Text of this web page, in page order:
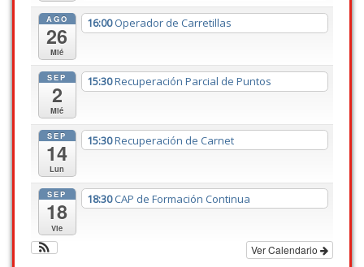
AGO
26
Mié
16:00Operador de Carretillas
SEP
2
Mié
15:30Recuperación Parcial de Puntos
SEP
14
Lun
15:30Recuperación de Carnet
SEP
18
Vie
18:30CAP de Formación Continua
Ver Calendario